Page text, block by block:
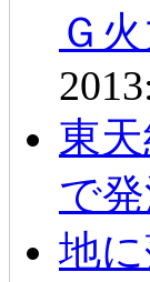
Ｇ
東
で
地